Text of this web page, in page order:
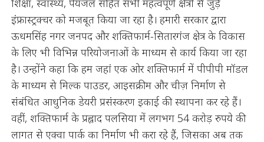
शिक्षा, स्वास्थ्य, पेयजल सहित सभी महत्वपूर्ण क्षेत्रों से जुड़े
इंफ्रास्ट्रक्चर को मजबूत किया जा रहा है। हमारी सरकार द्वारा
ऊधमसिंह नगर जनपद और शक्तिफार्म-सितारगंज क्षेत्र के विकास
के लिए भी विभिन्न परियोजनाओं के माध्यम से कार्य किया जा रहा
है। उन्होंने कहा कि हम जहां एक ओर शक्तिफार्म में पीपीपी मॉडल
के माध्यम से मिल्क पाउडर, आइसक्रीम और चीज़ निर्माण से
संबंधित आधुनिक डेयरी प्रसंस्करण इकाई की स्थापना कर रहे हैं।
वहीं, शक्तिफार्म के प्रह्लाद पलसिया में लगभग 54 करोड़ रुपये की
लागत से एक्वा पार्क का निर्माण भी करा रहे हैं, जिसका अब तक